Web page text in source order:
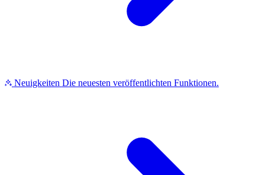
Neuigkeiten Die neuesten veröffentlichten Funktionen.